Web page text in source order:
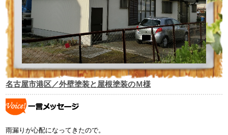
名古屋市港区／外壁塗装と屋根塗装のＭ様
雨漏りが心配になってきたので。